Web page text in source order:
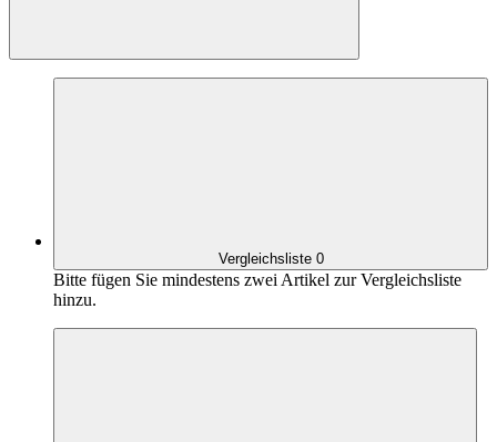
Vergleichsliste 0
Bitte fügen Sie mindestens zwei Artikel zur Vergleichsliste
hinzu.